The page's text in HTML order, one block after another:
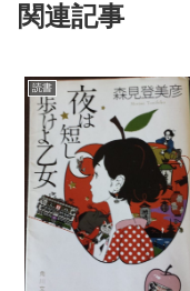
関連記事
読書